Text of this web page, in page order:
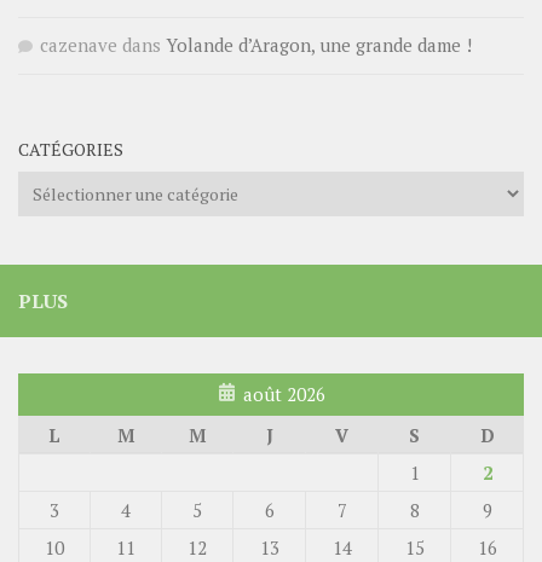
cazenave dans Yolande d’Aragon, une grande dame !
CATÉGORIES
Catégories
PLUS
août 2026
L
M M J V S
D
1
2
3
4 5 6 7 8
9
10
11 12 13 14 15
16